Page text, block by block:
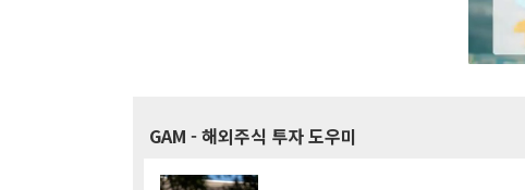
GAM - 해외주식 투자 도우미